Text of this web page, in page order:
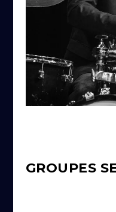
GROUPES